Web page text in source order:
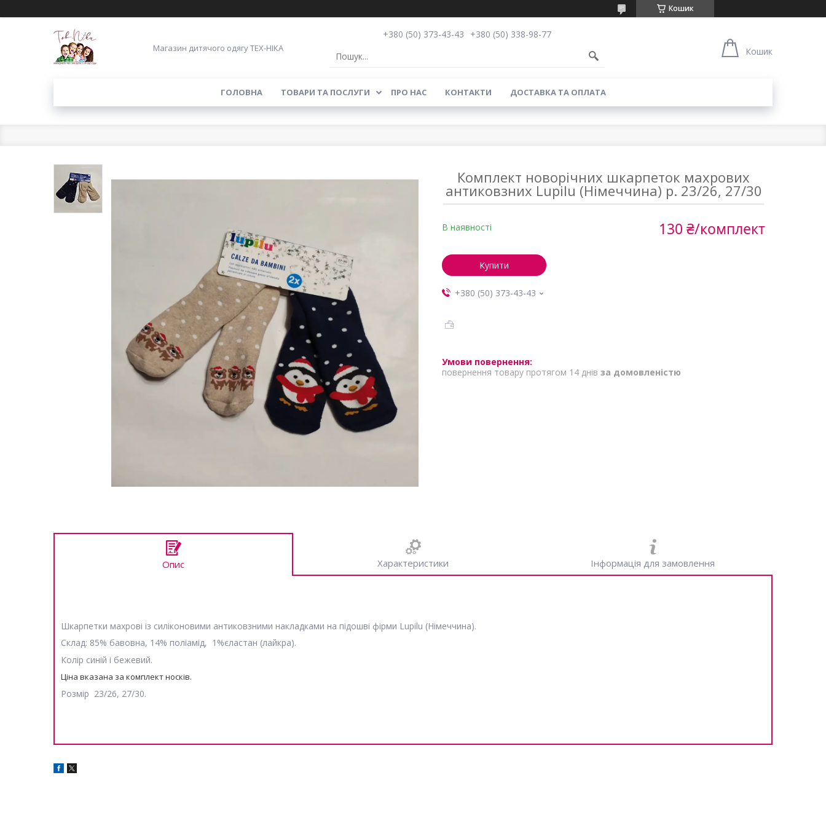
Кошик
Магазин дитячого одягу ТЕХ-НІКА
+380 (50) 373-43-43
+380 (50) 338-98-77
Кошик
ГОЛОВНА ТОВАРИ ТА ПОСЛУГИ ПРО НАС КОНТАКТИ ДОСТАВКА ТА ОПЛАТА
Комплект новорічних шкарпеток махрових
антиковзних Lupilu (Німеччина) р. 23/26, 27/30
В наявності 130 ₴/комплект
Купити
+380 (50) 373-43-43
повернення товару протягом 14 днів за домовленістю
Опис Характеристики Інформація для замовлення
Шкарпетки махрові із силіконовими антиковзними накладками на підошві фірми Lupilu (Німеччина).
Склад: 85% бавовна, 14% поліамід, 1%єластан (лайкра).
Колір синій і бежевий.
Ціна вказана за комплект носків.
Розмір 23/26, 27/30.